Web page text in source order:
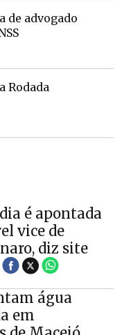
de advogado
Rodada
é apontada
vice de
diz site
água
em